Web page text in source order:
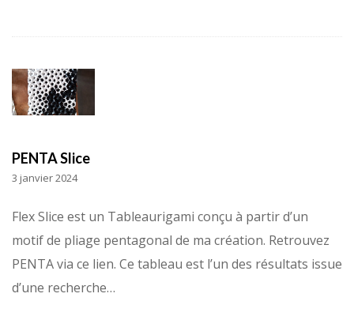
PENTA Slice
3 janvier 2024
Flex Slice est un Tableaurigami conçu à partir d’un
motif de pliage pentagonal de ma création. Retrouvez
PENTA via ce lien. Ce tableau est l’un des résultats issue
d’une recherche…